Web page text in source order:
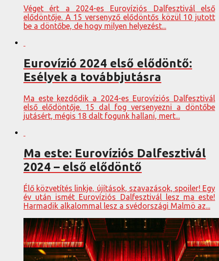
Véget ért a 2024-es Eurovíziós Dalfesztivál első
elődöntője. A 15 versenyző elődöntős közül 10 jutott
be a döntőbe, de hogy milyen helyezést...
Eurovízió 2024 első elődöntő:
Esélyek a továbbjutásra
Ma este kezdődik a 2024-es Eurovíziós Dalfesztivál
első elődöntője. 15 dal fog versenyezni a döntőbe
jutásért, mégis 18 dalt fogunk hallani, mert...
Ma este: Eurovíziós Dalfesztivál
2024 – első elődöntő
Élő közvetítés linkje, újítások, szavazások, spoiler! Egy
év után ismét Eurovíziós Dalfesztivál lesz ma este!
Harmadik alkalommal lesz a svédországi Malmö az...